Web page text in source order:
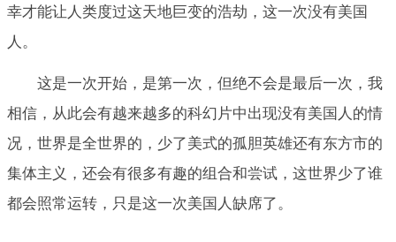
幸才能让人类度过这天地巨变的浩劫，这一次没有美国
人。
这是一次开始，是第一次，但绝不会是最后一次，我
相信，从此会有越来越多的科幻片中出现没有美国人的情
况，世界是全世界的，少了美式的孤胆英雄还有东方市的
集体主义，还会有很多有趣的组合和尝试，这世界少了谁
都会照常运转，只是这一次美国人缺席了。